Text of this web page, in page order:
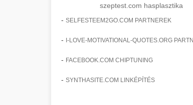
szeptest.com hasplasztika
- SELFESTEEM2GO.COM PARTNEREK
- I-LOVE-MOTIVATIONAL-QUOTES.ORG
- FACEBOOK.COM CHIPTUNING
- SYNTHASITE.COM LINKÉPÍTÉS